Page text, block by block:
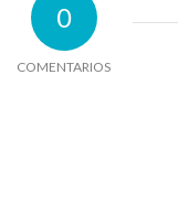
0
COMENTARIOS